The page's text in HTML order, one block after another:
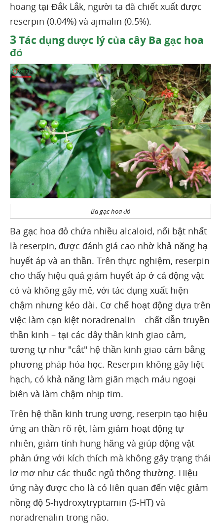
hoang tại Đắk Lắk, người ta đã chiết xuất được
reserpin (0.04%) và ajmalin (0.5%).
3Tác dụng dược lý của cây Ba gạc hoa
đỏ
Ba gạc hoa đỏ
Ba gạc hoa đỏ chứa nhiều alcaloid, nổi bật nhất
là reserpin, được đánh giá cao nhờ khả năng hạ
huyết áp và an thần. Trên thực nghiệm, reserpin
cho thấy hiệu quả giảm huyết áp ở cả động vật
có và không gây mê, với tác dụng xuất hiện
chậm nhưng kéo dài. Cơ chế hoạt động dựa trên
việc làm cạn kiệt noradrenalin – chất dẫn truyền
thần kinh – tại các dây thần kinh giao cảm,
tương tự như "cắt" hệ thần kinh giao cảm bằng
phương pháp hóa học. Reserpin không gây liệt
hạch, có khả năng làm giãn mạch máu ngoại
biên và làm chậm nhịp tim.
Trên hệ thần kinh trung ương, reserpin tạo hiệu
ứng an thần rõ rệt, làm giảm hoạt động tự
nhiên, giảm tính hung hăng và giúp động vật
phản ứng với kích thích mà không gây trạng thái
lơ mơ như các thuốc ngủ thông thường. Hiệu
ứng này được cho là có liên quan đến việc giảm
nồng độ 5-hydroxytryptamin (5-HT) và
noradrenalin trong não.